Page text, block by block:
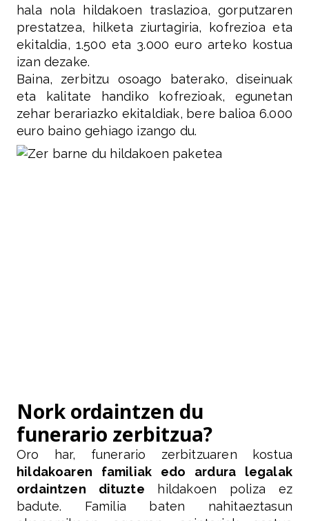
hala nola hildakoen traslazioa, gorputzaren
prestatzea, hilketa ziurtagiria, kofrezioa eta
ekitaldia, 1.500 eta 3.000 euro arteko kostua
izan dezake.
Baina, zerbitzu osoago baterako, diseinuak
eta kalitate handiko kofrezioak, egunetan
zehar berariazko ekitaldiak, bere balioa 6.000
euro baino gehiago izango du.
Nork ordaintzen du
funerario zerbitzua?
Oro har, funerario zerbitzuaren kostua
hildakoaren familiak edo ardura legalak
ordaintzen dituzte hildakoen poliza ez
badute. Familia baten nahitaeztasun